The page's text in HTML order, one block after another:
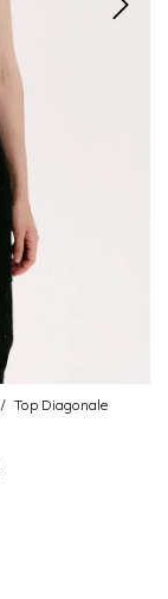
/ Top Diagonale